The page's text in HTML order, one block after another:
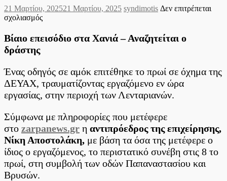
Posted
on
21 Μαρτίου, 202521 Μαρτίου, 2025 Author
syndimotis Δεν επιτρέπεται
σχολιασμόςστο
κατέβηκε
από
του
και
ξυλοφόρτωσε
εργαζόμενο
δήμο
Βίαιο επεισόδιο στα Χανιά – Αναζητείται ο
δράστης
Ένας οδηγός σε αμόκ επιτέθηκε το πρωί σε όχημα της
ΔΕΥΑΧ, τραυματίζοντας εργαζόμενο εν ώρα
εργασίας, στην περιοχή των Λενταριανών.
Σύμφωνα με πληροφορίες που μετέφερε
στο zarpanews.gr η αντιπρόεδρος της επιχείρησης,
Νίκη Αποστολάκη, με βάση τα όσα της μετέφερε ο
ίδιος ο εργαζόμενος, το περιστατικό συνέβη στις 8 το
πρωί, στη συμβολή των οδών Παπαναστασίου και
Βρυσών.